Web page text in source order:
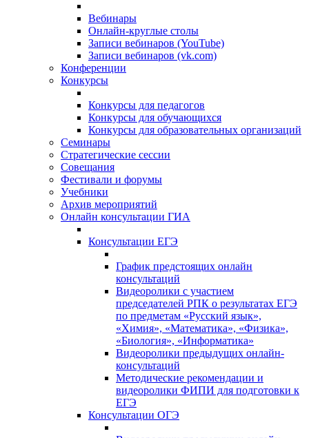
Вебинары
Онлайн-круглые столы
Записи вебинаров (YouTube)
Записи вебинаров (vk.com)
Конференции
Конкурсы
Конкурсы для педагогов
Конкурсы для обучающихся
Конкурсы для образовательных организаций
Семинары
Стратегические сессии
Совещания
Фестивали и форумы
Учебники
Архив мероприятий
Онлайн консультации ГИА
Консультации ЕГЭ
График предстоящих онлайн
консультаций
Видеоролики с участием
председателей РПК о результатах ЕГЭ
по предметам «Русский язык»,
«Химия», «Математика», «Физика»,
«Биология», «Информатика»
Видеоролики предыдущих онлайн-
консультаций
Методические рекомендации и
видеоролики ФИПИ для подготовки к
ЕГЭ
Консультации ОГЭ